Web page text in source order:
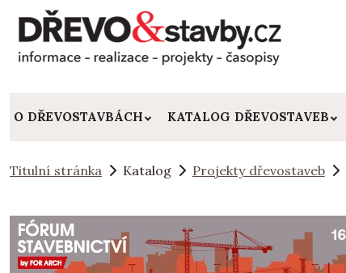
O DŘEVOSTAVBÁCH KATALOG DŘEVOSTAVEB
Titulní stránka Katalog Projekty dřevostaveb